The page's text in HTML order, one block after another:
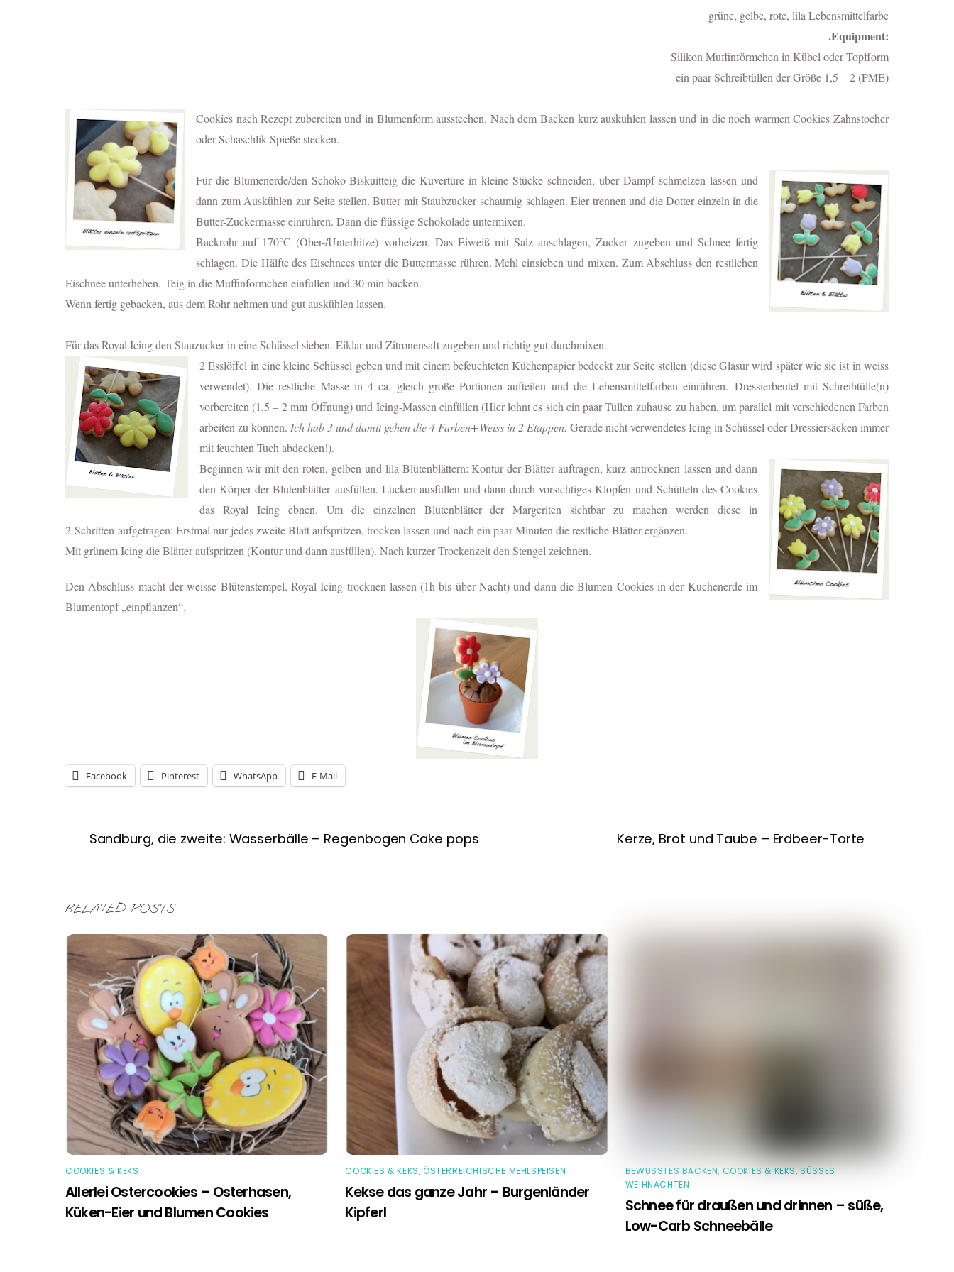
grüne, gelbe, rote, lila Lebensmittelfarbe
.Equipment:
Silikon Muffinförmchen in Kübel oder Topfform
ein paar Schreibtüllen der Größe 1,5 – 2 (PME)
Cookies nach Rezept zubereiten und in Blumenform ausstechen. Nach dem Backen kurz auskühlen lassen und in die noch warmen Cookies Zahnstocher
oder Schaschlik-Spieße stecken.
Für die Blumenerde/den Schoko-Biskuitteig die Kuvertüre in kleine Stücke schneiden, über Dampf schmelzen lassen und
dann zum Auskühlen zur Seite stellen. Butter mit Staubzucker schaumig schlagen. Eier trennen und die Dotter einzeln in die
Butter-Zuckermasse einrühren. Dann die flüssige Schokolade untermixen.
Backrohr auf 170°C (Ober-/Unterhitze) vorheizen. Das Eiweiß mit Salz anschlagen, Zucker zugeben und Schnee fertig
schlagen. Die Hälfte des Eischnees unter die Buttermasse rühren. Mehl einsieben und mixen. Zum Abschluss den restlichen
Eischnee unterheben. Teig in die Muffinförmchen einfüllen und 30 min backen.
Wenn fertig gebacken, aus dem Rohr nehmen und gut auskühlen lassen.
Für das Royal Icing den Stauzucker in eine Schüssel sieben. Eiklar und Zitronensaft zugeben und richtig gut durchmixen.
2 Esslöffel in eine kleine Schüssel geben und mit einem befeuchteten Küchenpapier bedeckt zur Seite stellen (diese Glasur wird später wie sie ist in weiss
verwendet). Die restliche Masse in 4 ca. gleich große Portionen aufteilen und die Lebensmittelfarben einrühren. Dressierbeutel mit Schreibtülle(n)
vorbereiten (1,5 – 2 mm Öffnung) und Icing-Massen einfüllen (Hier lohnt es sich ein paar Tüllen zuhause zu haben, um parallel mit verschiedenen Farben
arbeiten zu können. Ich hab 3 und damit gehen die 4 Farben+Weiss in 2 Etappen. Gerade nicht verwendetes Icing in Schüssel oder Dressiersäcken immer
mit feuchten Tuch abdecken!).
Beginnen wir mit den roten, gelben und lila Blütenblättern: Kontur der Blätter auftragen, kurz antrocknen lassen und dann
den Körper der Blütenblätter ausfüllen. Lücken ausfüllen und dann durch vorsichtiges Klopfen und Schütteln des Cookies
das Royal Icing ebnen. Um die einzelnen Blütenblätter der Margeriten sichtbar zu machen werden diese in
2 Schritten aufgetragen: Erstmal nur jedes zweite Blatt aufspritzen, trocken lassen und nach ein paar Minuten die restliche Blätter ergänzen.
Mit grünem Icing die Blätter aufspritzen (Kontur und dann ausfüllen). Nach kurzer Trockenzeit den Stengel zeichnen.
Den Abschluss macht der weisse Blütenstempel. Royal Icing trocknen lassen (1h bis über Nacht) und dann die Blumen Cookies in der Kuchenerde im
Blumentopf „einpflanzen“.
Facebook Pinterest WhatsApp E-Mail
Sandburg, die zweite: Wasserbälle – Regenbogen Cake pops Kerze, Brot und Taube – Erdbeer-Torte
RELATED POSTS
COOKIES & KEKS
Allerlei Ostercookies – Osterhasen,
Küken-Eier und Blumen Cookies
COOKIES & KEKS, ÖSTERREICHISCHE MEHLSPEISEN
Kekse das ganze Jahr – Burgenländer
Kipferl
BEWUSSTES BACKEN, COOKIES & KEKS,SÜSSES W
EIHNACHTEN
Schnee für draußen und drinnen – süße,
Low-Carb Schneebälle